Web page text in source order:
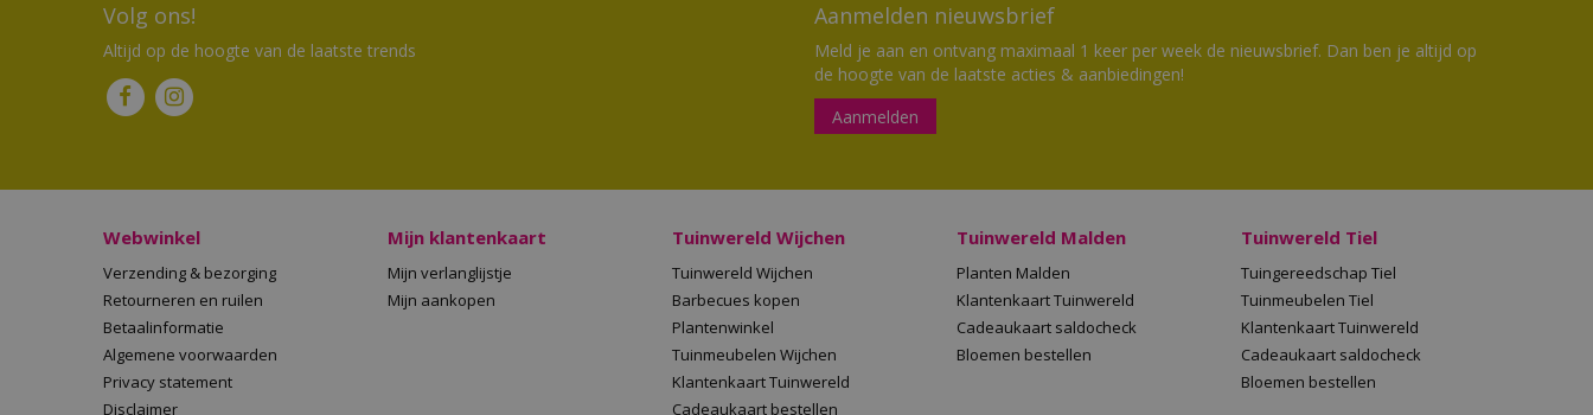
Volg ons!
Altijd op de hoogte van de laatste trends
Aanmelden nieuwsbrief
Meld je aan en ontvang maximaal 1 keer per week de nieuwsbrief. Dan ben je altijd op
de hoogte van de laatste acties & aanbiedingen!
Aanmelden
Webwinkel
Verzending & bezorging
Retourneren en ruilen
Betaalinformatie
Algemene voorwaarden
Privacy statement
Disclaimer
Mijn klantenkaart
Mijn verlanglijstje
Mijn aankopen
Tuinwereld Wijchen
Tuinwereld Wijchen
Barbecues kopen
Plantenwinkel
Tuinmeubelen Wijchen
Klantenkaart Tuinwereld
Cadeaukaart bestellen
Tuinwereld Malden
Planten Malden
Klantenkaart Tuinwereld
Cadeaukaart saldocheck
Bloemen bestellen
Tuinwereld Tiel
Tuingereedschap Tiel
Tuinmeubelen Tiel
Klantenkaart Tuinwereld
Cadeaukaart saldocheck
Bloemen bestellen